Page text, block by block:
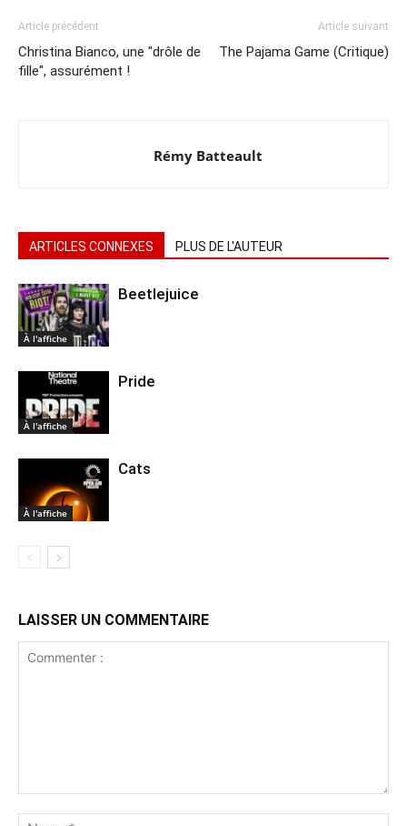
Article précédent
Christina Bianco, une "drôle de
fille", assurément !
Article suivant
The Pajama Game (Critique)
Rémy Batteault
ARTICLES CONNEXES PLUS DE L'AUTEUR
À l'affiche
Beetlejuice
À l'affiche
Pride
À l'affiche
Cats
LAISSER UN COMMENTAIRE